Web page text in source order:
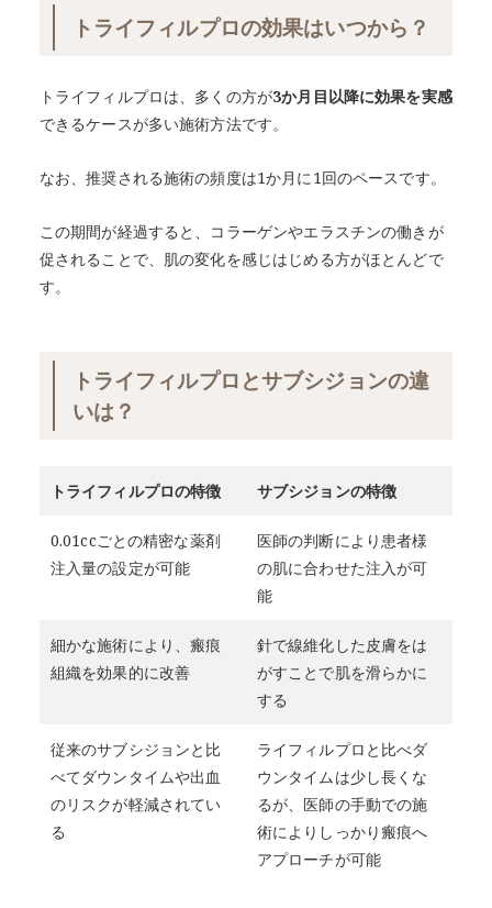
トライフィルプロの効果はいつから？
トライフィルプロは、多くの方が3か月目以降に効果を実感
できるケースが多い施術方法です。
なお、推奨される施術の頻度は1か月に1回のペースです。
この期間が経過すると、コラーゲンやエラスチンの働きが
促されることで、肌の変化を感じはじめる方がほとんどで
す。
トライフィルプロとサブシジョンの違
いは？
トライフィルプロの特徴 サブシジョンの特徴
0.01ccごとの精密な薬剤
注入量の設定が可能
医師の判断により患者様
の肌に合わせた注入が可
能
細かな施術により、瘢痕
組織を効果的に改善
針で線維化した皮膚をは
がすことで肌を滑らかに
する
従来のサブシジョンと比
べてダウンタイムや出血
のリスクが軽減されてい
る
ライフィルプロと比べダ
ウンタイムは少し長くな
るが、医師の手動での施
術によりしっかり瘢痕へ
アプローチが可能